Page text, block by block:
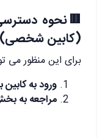
🟥نحوه
(کابین شخصی)
برای این منظور می
ورود به کابین
مراجعه به